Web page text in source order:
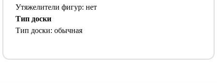
Утяжелители фигур: нет
Тип доски
Тип доски: обычная